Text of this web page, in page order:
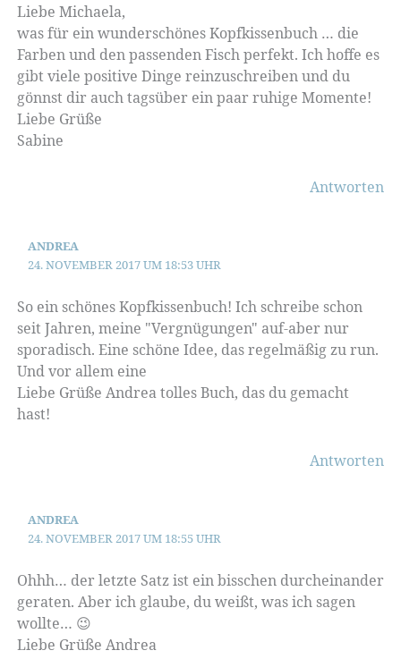
Liebe Michaela,
was für ein wunderschönes Kopfkissenbuch … die
Farben und den passenden Fisch perfekt. Ich hoffe es
gibt viele positive Dinge reinzuschreiben und du
gönnst dir auch tagsüber ein paar ruhige Momente!
Liebe Grüße
Sabine
Antworten
ANDREA
24. NOVEMBER 2017 UM 18:53 UHR
So ein schönes Kopfkissenbuch! Ich schreibe schon
seit Jahren, meine "Vergnügungen" auf-aber nur
sporadisch. Eine schöne Idee, das regelmäßig zu run.
Und vor allem eine
Liebe Grüße Andrea tolles Buch, das du gemacht
hast!
Antworten
ANDREA
24. NOVEMBER 2017 UM 18:55 UHR
Ohhh… der letzte Satz ist ein bisschen durcheinander
geraten. Aber ich glaube, du weißt, was ich sagen
wollte… 😉
Liebe Grüße Andrea